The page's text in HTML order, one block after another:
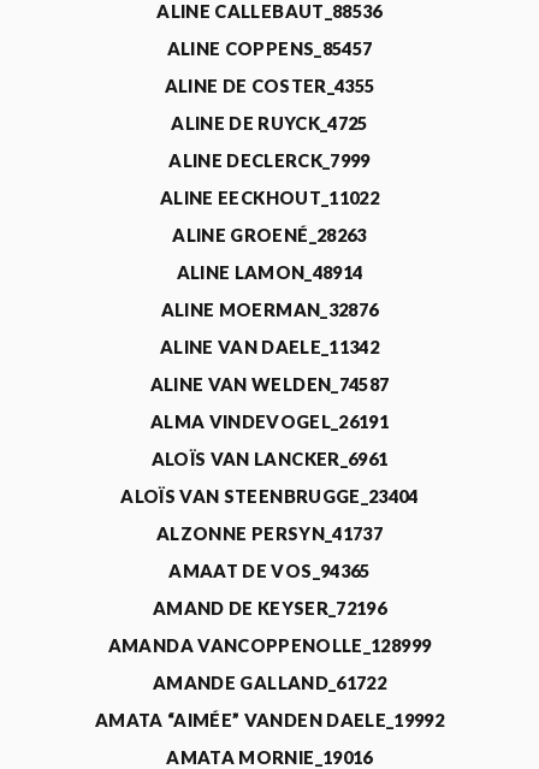
ALINE CALLEBAUT_88536
ALINE COPPENS_85457
ALINE DE COSTER_4355
ALINE DE RUYCK_4725
ALINE DECLERCK_7999
ALINE EECKHOUT_11022
ALINE GROENÉ_28263
ALINE LAMON_48914
ALINE MOERMAN_32876
ALINE VAN DAELE_11342
ALINE VAN WELDEN_74587
ALMA VINDEVOGEL_26191
ALOÏS VAN LANCKER_6961
ALOÏS VAN STEENBRUGGE_23404
ALZONNE PERSYN_41737
AMAAT DE VOS_94365
AMAND DE KEYSER_72196
AMANDA VANCOPPENOLLE_128999
AMANDE GALLAND_61722
AMATA “AIMÉE” VANDEN DAELE_19992
AMATA MORNIE_19016